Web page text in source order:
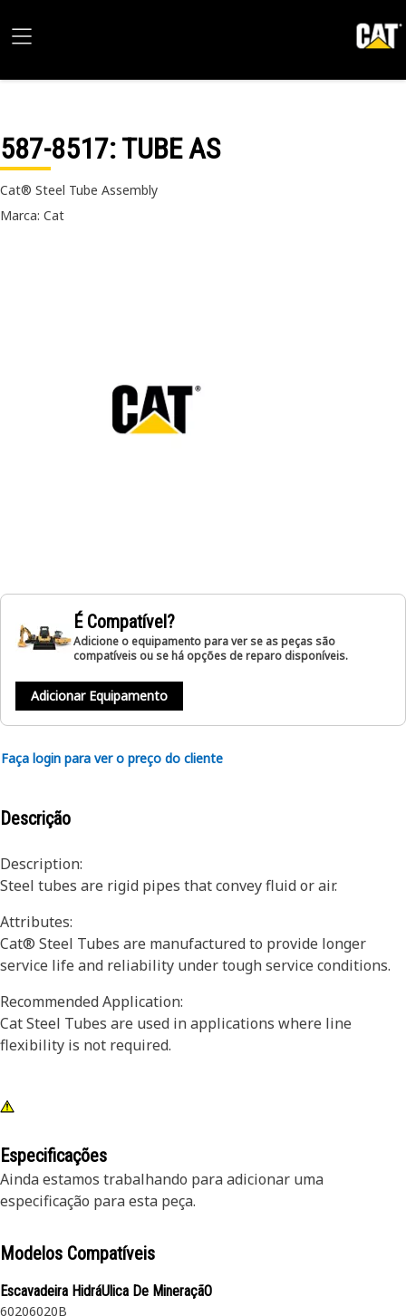
587-8517: TUBE AS
Cat® Steel Tube Assembly
Marca: Cat
É Compatível?
Adicione o equipamento para ver se as peças são
compatíveis ou se há opções de reparo disponíveis.
Adicionar Equipamento
Faça login para ver o preço do cliente
Descrição
Description:
Steel tubes are rigid pipes that convey fluid or air.
Attributes:
Cat® Steel Tubes are manufactured to provide longer
service life and reliability under tough service conditions.
Recommended Application:
Cat Steel Tubes are used in applications where line
flexibility is not required.
Especificações
Ainda estamos trabalhando para adicionar uma
especificação para esta peça.
Modelos Compatíveis
Escavadeira HidráUlica De MineraçãO
60206020B